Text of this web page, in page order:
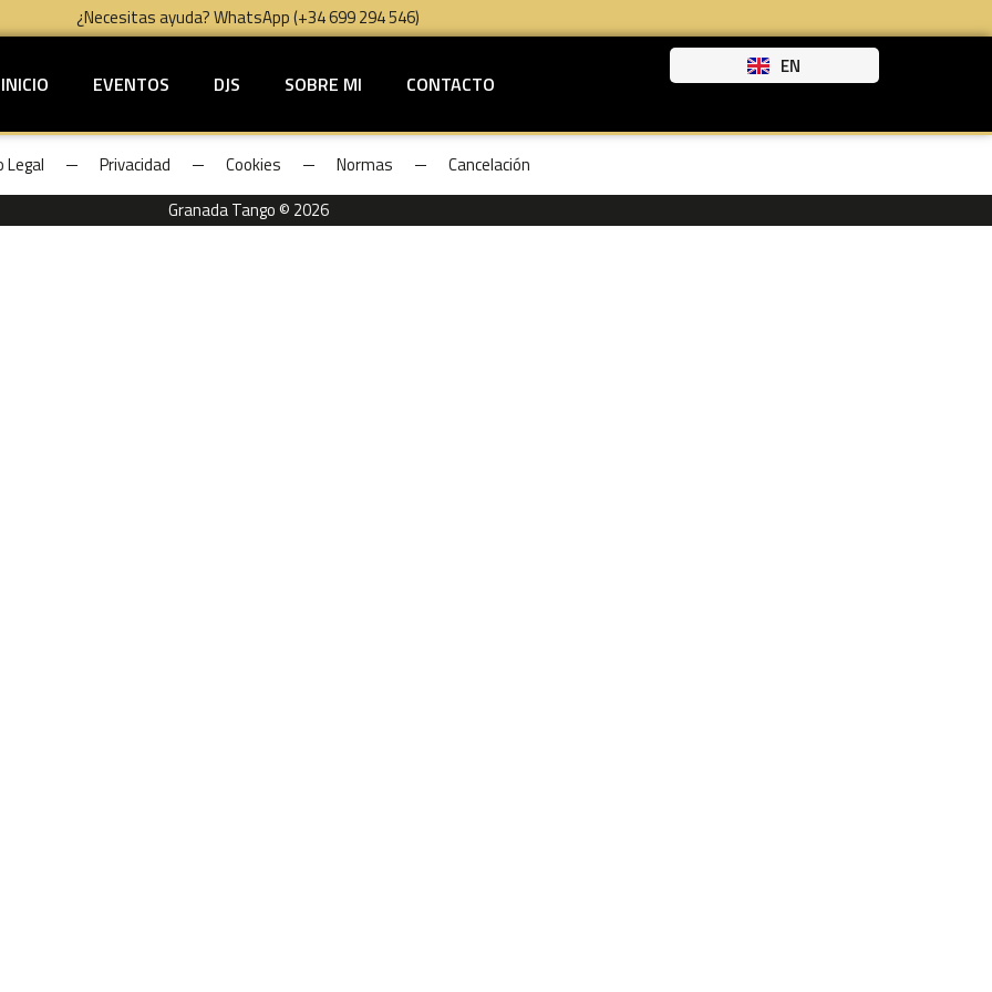
¿Necesitas ayuda? WhatsApp (+34 699 294 546)
INICIO EVENTOS DJS SOBRE MI CONTACTO
EN
Legal Privacidad Cookies Normas
Cancelación
Granada Tango © 2026